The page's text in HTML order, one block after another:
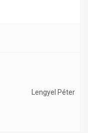
Lengyel Péter